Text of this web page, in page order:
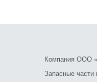
Компания ООО
Запасные части